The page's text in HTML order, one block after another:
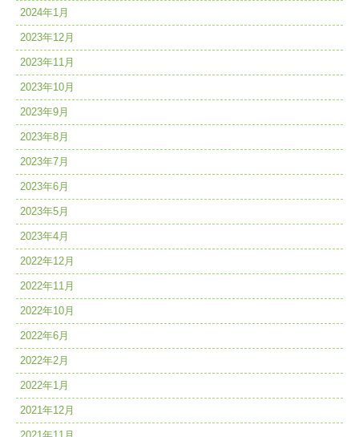
2024年1月
2023年12月
2023年11月
2023年10月
2023年9月
2023年8月
2023年7月
2023年6月
2023年5月
2023年4月
2022年12月
2022年11月
2022年10月
2022年6月
2022年2月
2022年1月
2021年12月